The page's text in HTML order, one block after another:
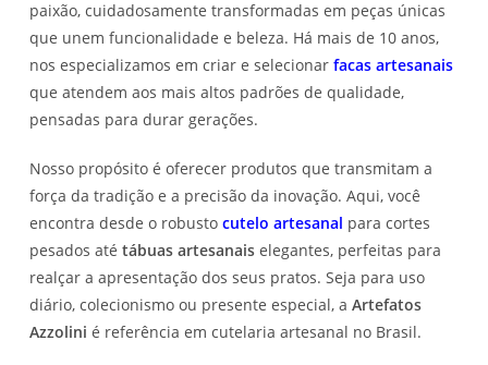
paixão, cuidadosamente transformadas em peças únicas
que unem funcionalidade e beleza. Há mais de 10 anos,
nos especializamos em criar e selecionarfacas artesanais
que atendem aos mais altos padrões de qualidade,
pensadas para durar gerações.
Nosso propósito é oferecer produtos que transmitam a
força da tradição e a precisão da inovação. Aqui, você
encontra desde o robustocutelo artesanal para cortes
pesados atétábuas artesanais elegantes, perfeitas para
realçar a apresentação dos seus pratos. Seja para uso
diário, colecionismo ou presente especial, aArtefatos
Azzolini é referência em cutelaria artesanal no Brasil.